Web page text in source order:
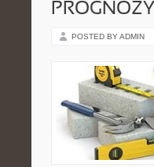
PROGNOZY
POSTED BY ADMIN